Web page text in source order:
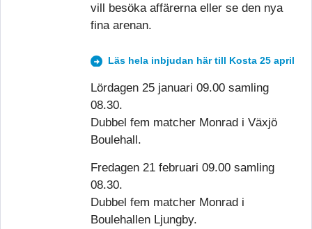
vill besöka affärerna eller se den nya
fina arenan.
Läs hela inbjudan här till Kosta 25 april
Lördagen 25 januari 09.00 samling
08.30.
Dubbel fem matcher Monrad i Växjö
Boulehall.
Fredagen 21 februari 09.00 samling
08.30.
Dubbel fem matcher Monrad i
Boulehallen Ljungby.